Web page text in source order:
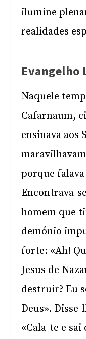
ilumine
realidades
Evangelho
Naquele
Cafarnaum,
ensinava aos
porque
Encontrava-
homem que
demónio
forte: «Ah!
Jesus de
destruir? Eu
Deus».
«Cala-te e sai